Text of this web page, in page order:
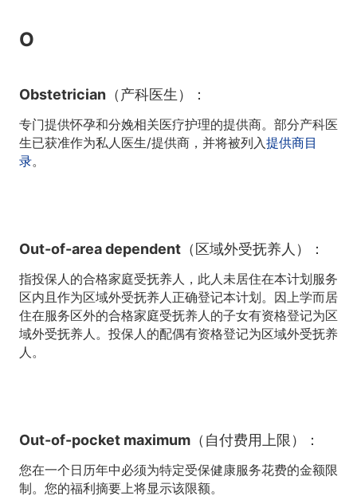
O
Obstetrician（产科医生）：
专门提供怀孕和分娩相关医疗护理的提供商。部分产科医
生已获准作为私人医生/提供商，并将被列入提供商目
录。
Out-of-area dependent（区域外受抚养人）：
指投保人的合格家庭受抚养人，此人未居住在本计划服务
区内且作为区域外受抚养人正确登记本计划。因上学而居
住在服务区外的合格家庭受抚养人的子女有资格登记为区
域外受抚养人。投保人的配偶有资格登记为区域外受抚养
人。
Out-of-pocket maximum（自付费用上限）：
您在一个日历年中必须为特定受保健康服务花费的金额限
制。您的福利摘要上将显示该限额。